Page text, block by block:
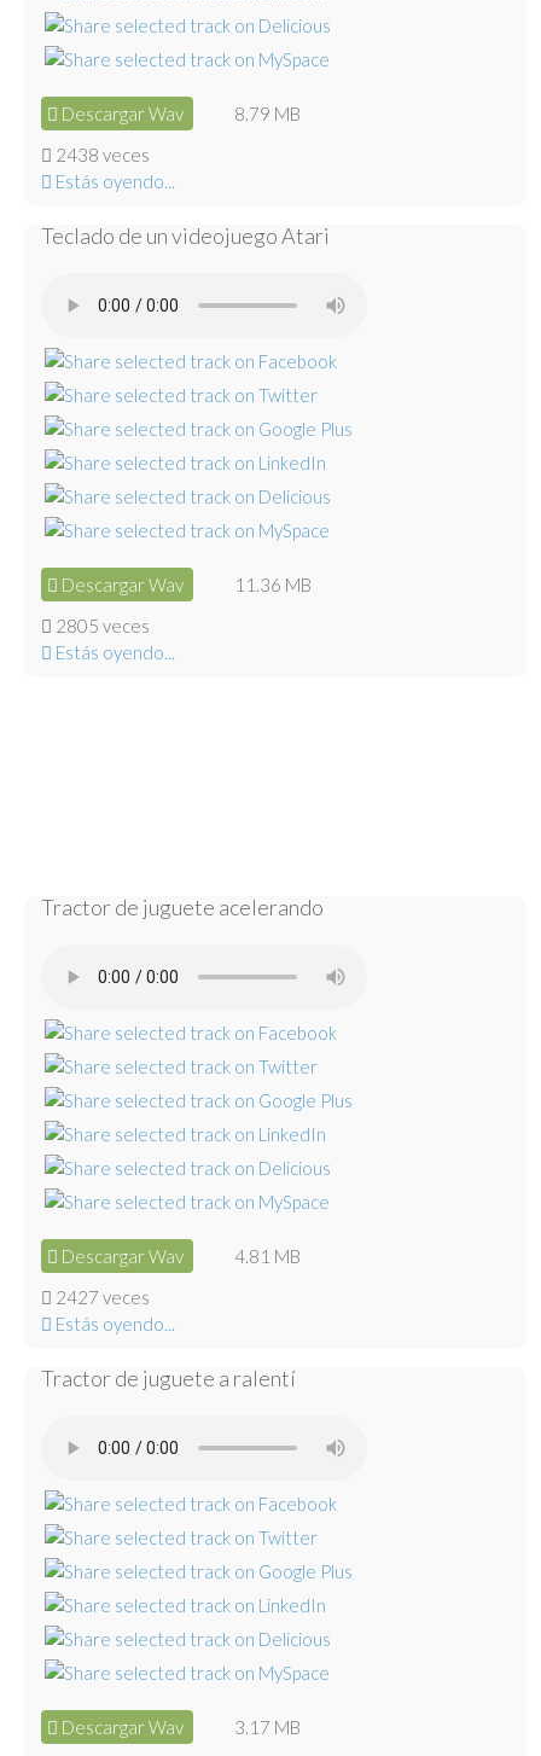
Descargar Wav
8.79 MB
2438 veces
Estás oyendo...
Teclado de un videojuego Atari
Descargar Wav
11.36 MB
2805 veces
Estás oyendo...
Tractor de juguete acelerando
Descargar Wav
4.81 MB
2427 veces
Estás oyendo...
Tractor de juguete a ralentí
Descargar Wav 3.17 MB